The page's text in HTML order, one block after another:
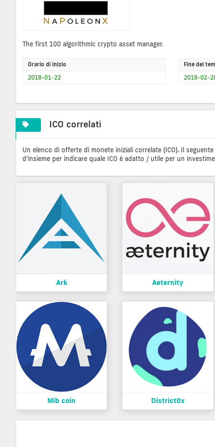
The first 100 algorithmic crypto asset manager.
Orario di inizio
2018-01-22
Fine del
2018-02-
ICO correlati
Un elenco di offerte di monete iniziali correlate (ICO). Il
d'insieme per indicare quale ICO è adatto / utile per un
Ark Aeternity
Mib coin District0x